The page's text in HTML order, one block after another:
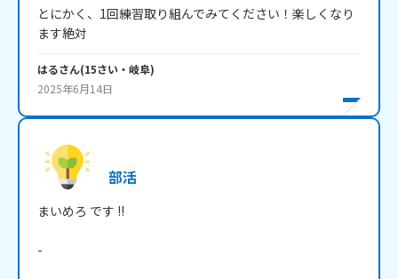
とにかく、1回練習取り組んでみてください！楽しくなり
ます絶対
はるさん(15さい・ 岐阜)
2025年6月14日
部活
まいめろ です !!
-